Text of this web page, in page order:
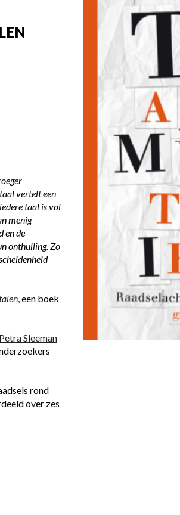
vertelt een
taal is vol
menig
en de
onthulling. Zo
, een boek
Petra Sleeman
rond
over zes